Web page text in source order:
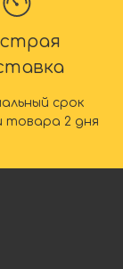
срок
товара 2 дня